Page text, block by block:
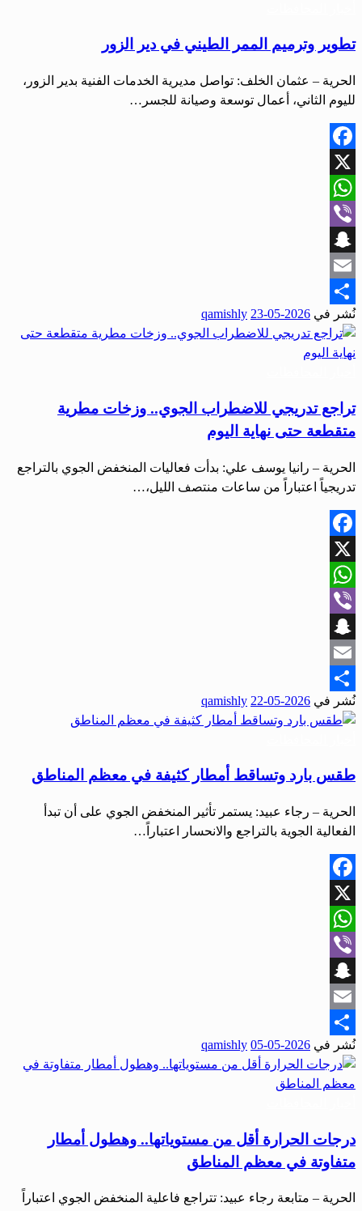
تطوير وترميم الممر الطيني في دير الزور
الحرية – عثمان الخلف: تواصل مديرية الخدمات الفنية بدير الزور،
لليوم الثاني، أعمال توسعة وصيانة للجسر…
Facebook
X
WhatsApp
Viber
Snapchat
Email
Share
نُشر في 2026-05-23
qamishly
تراجع تدريجي للاضطراب الجوي.. وزخات مطرية
متقطعة حتى نهاية اليوم
الحرية – رانيا يوسف علي: بدأت فعاليات المنخفض الجوي بالتراجع
تدريجياً اعتباراً من ساعات منتصف الليل،…
Facebook
X
WhatsApp
Viber
Snapchat
Email
Share
نُشر في 2026-05-22
qamishly
طقس بارد وتساقط أمطار كثيفة في معظم المناطق
الحرية – رجاء عبيد: يستمر تأثير المنخفض الجوي على أن تبدأ
الفعالية الجوية بالتراجع والانحسار اعتباراً…
Facebook
X
WhatsApp
Viber
Snapchat
Email
Share
نُشر في 2026-05-05
qamishly
درجات الحرارة أقل من مستوياتها.. وهطول أمطار
متفاوتة في معظم المناطق
الحرية – متابعة رجاء عبيد: تتراجع فاعلية المنخفض الجوي اعتباراً